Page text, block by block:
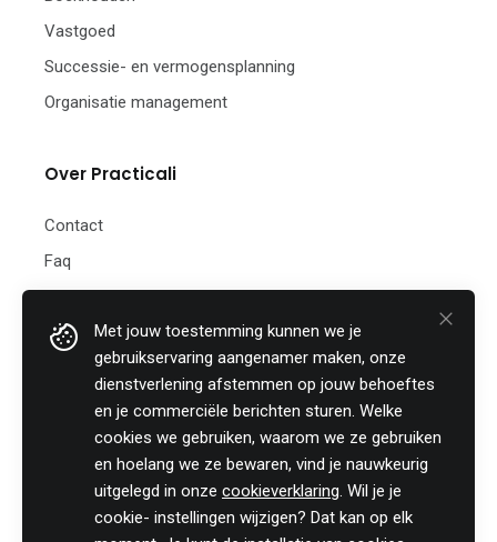
Met jouw toestemming kunnen we je
gebruikservaring aangenamer maken, onze
dienstverlening afstemmen op jouw behoeftes
en je commerciële berichten sturen. Welke
cookies we gebruiken, waarom we ze gebruiken
en hoelang we ze bewaren, vind je nauwkeurig
uitgelegd in onze cookieverklaring. Wil je je
cookie- instellingen wijzigen? Dat kan op elk
Vastgoed
Successie- en vermogensplanning
Organisatie management
Over Practicali
Contact
Faq
Nieuwsbrief
Practicali bv
Hof te Perremans 16
+32 (0)46 820 02 12
Fax: +32 (0)51 85 00 78
E-mail: info@practicali.be
Ondernemingsnummer: BE 0848.432.274